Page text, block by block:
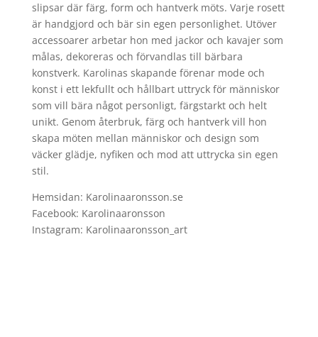
slipsar där färg, form och hantverk möts. Varje rosett
är handgjord och bär sin egen personlighet. Utöver
accessoarer arbetar hon med jackor och kavajer som
målas, dekoreras och förvandlas till bärbara
konstverk. Karolinas skapande förenar mode och
konst i ett lekfullt och hållbart uttryck för människor
som vill bära något personligt, färgstarkt och helt
unikt. Genom återbruk, färg och hantverk vill hon
skapa möten mellan människor och design som
väcker glädje, nyfiken och mod att uttrycka sin egen
stil.
Hemsidan: Karolinaaronsson.se
Facebook: Karolinaaronsson
Instagram: Karolinaaronsson_art